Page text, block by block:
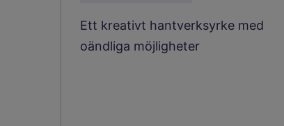
Ett kreativt hantverksyrke med
oändliga möjligheter